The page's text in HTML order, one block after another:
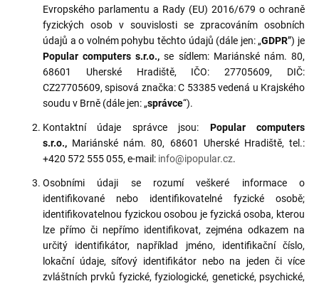
Evropského parlamentu a Rady (EU) 2016/679 o ochraně
fyzických osob v souvislosti se zpracováním osobních
údajů a o volném pohybu těchto údajů (dále jen: „GDPR”) je
Popular computers s.r.o.,se sídlem: Mariánské nám. 80,
68601 Uherské Hradiště, IČO: 27705609, DIČ:
CZ27705609, spisová značka: C 53385 vedená u Krajského
soudu v Brně (dále jen: „správce“).
Kontaktní údaje správce jsou: Popular computers
s.r.o., Mariánské nám. 80, 68601 Uherské Hradiště, tel.:
+420 572 555 055, e-mail: info@ipopular.cz.
Osobními údaji se rozumí veškeré informace o
identifikované nebo identifikovatelné fyzické osobě;
identifikovatelnou fyzickou osobou je fyzická osoba, kterou
lze přímo či nepřímo identifikovat, zejména odkazem na
určitý identifikátor, například jméno, identifikační číslo,
lokační údaje, síťový identifikátor nebo na jeden či více
zvláštních prvků fyzické, fyziologické, genetické, psychické,